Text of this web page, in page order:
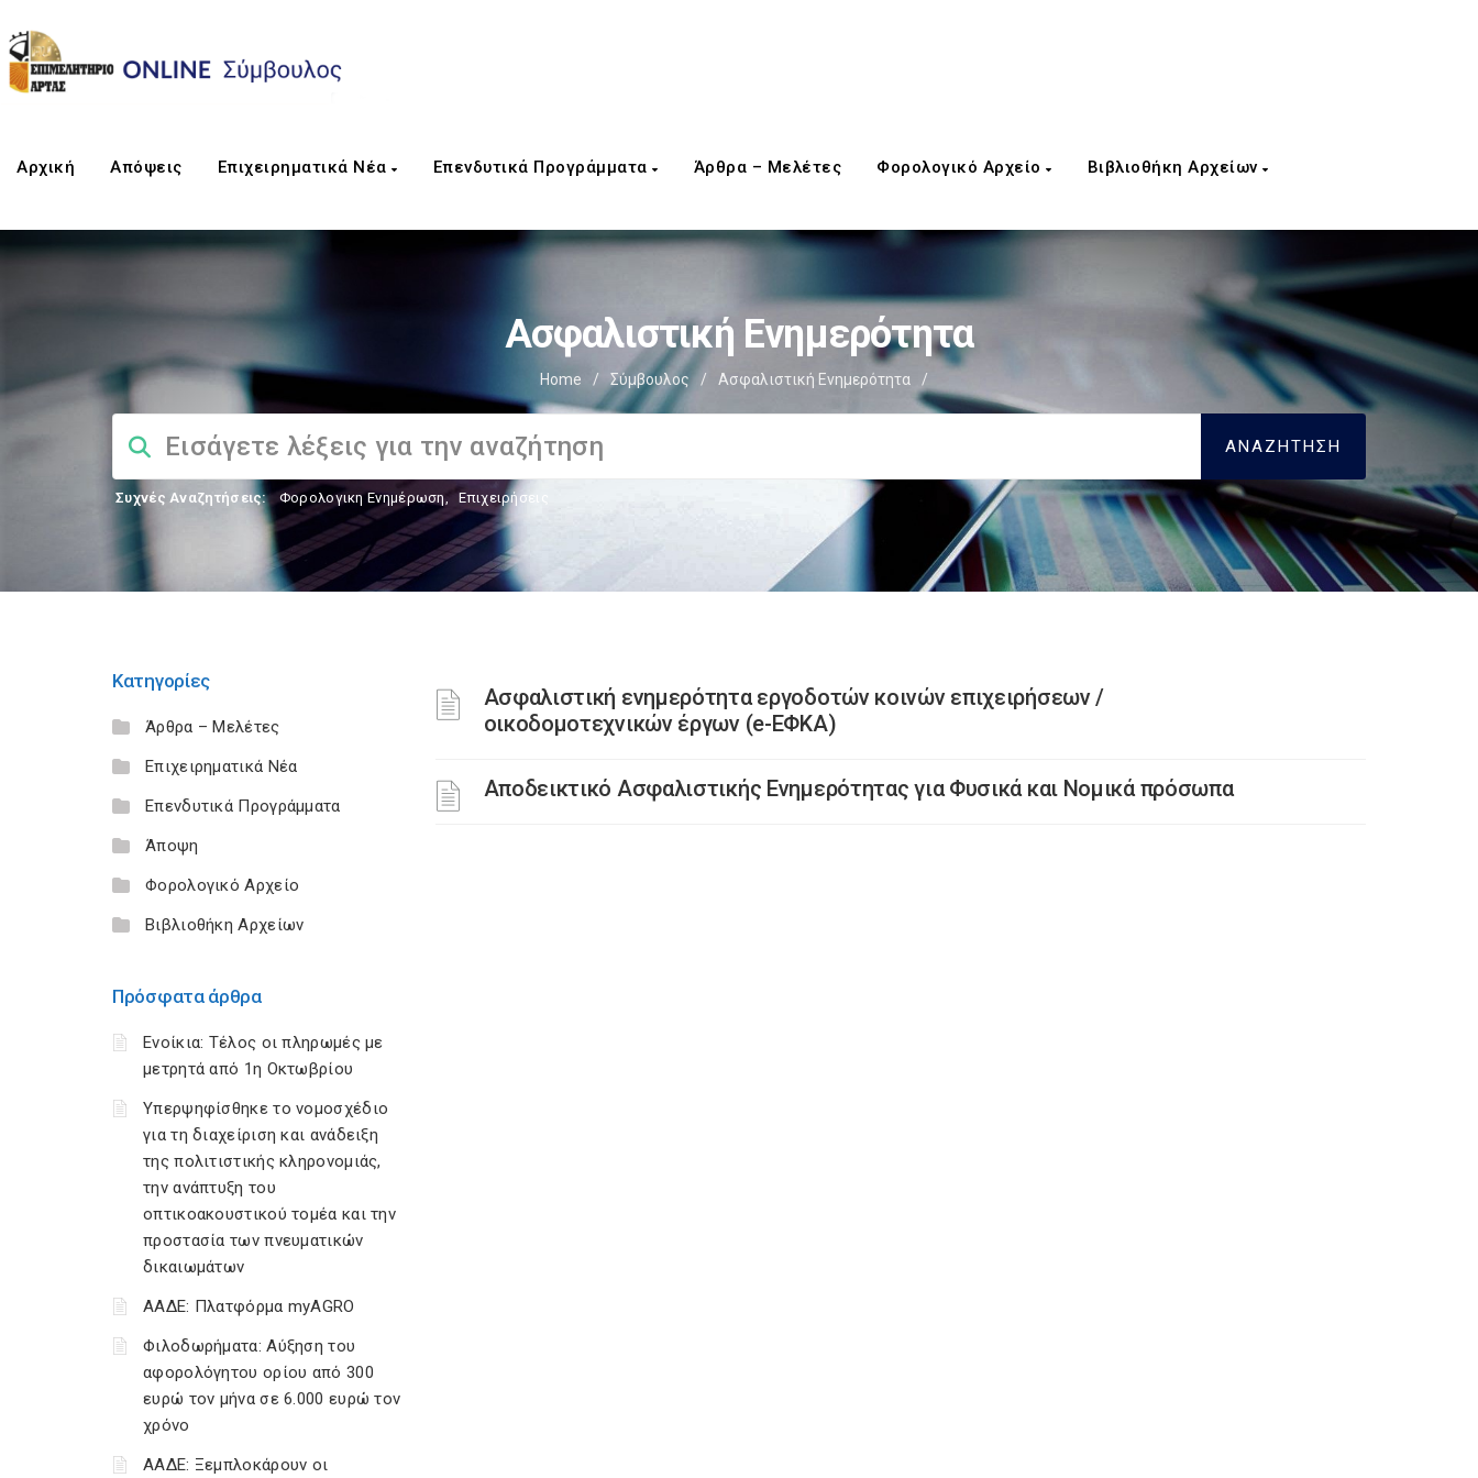
Αρχική Απόψεις Επιχειρηματικά Νέα Επενδυτικά Προγράμματα Άρθρα – Μελέτες Φορολογικό Αρχείο Βιβλιοθήκη Αρχείων
Ασφαλιστική Ενημερότητα
Home / Σύμβουλος / Ασφαλιστική Ενημερότητα /
Συχνές Αναζητήσεις: Φορολογικη Ενημέρωση, Επιχειρήσεις
Κατηγορίες
Άρθρα – Μελέτες
Επιχειρηματικά Νέα
Επενδυτικά Προγράμματα
Άποψη
Φορολογικό Αρχείο
Βιβλιοθήκη Αρχείων
Πρόσφατα άρθρα
Ενοίκια: Τέλος οι πληρωμές με
μετρητά από 1η Οκτωβρίου
Υπερψηφίσθηκε το νομοσχέδιο
για τη διαχείριση και ανάδειξη
της πολιτιστικής κληρονομιάς,
την ανάπτυξη του
οπτικοακουστικού τομέα και την
προστασία των πνευματικών
δικαιωμάτων
ΑΑΔΕ: Πλατφόρμα myAGRO
Φιλοδωρήματα: Αύξηση του
αφορολόγητου ορίου από 300
ευρώ τον μήνα σε 6.000 ευρώ τον
χρόνο
ΑΑΔΕ: Ξεμπλοκάρουν οι
Ασφαλιστική ενημερότητα εργοδοτών κοινών επιχειρήσεων /
οικοδομοτεχνικών έργων (e-ΕΦΚΑ)
Αποδεικτικό Ασφαλιστικής Ενημερότητας για Φυσικά και Νομικά πρόσωπα